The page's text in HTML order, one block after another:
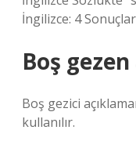
İngilizce: 4
Boş
Boş gezici
kullanılır.